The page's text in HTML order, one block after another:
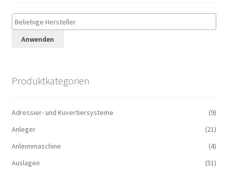
Anwenden
Produktkategorien
Adressier- und Kuvertiersysteme
(9)
Anleger
(21)
Anleimmaschine
(4)
Auslagen
(51)